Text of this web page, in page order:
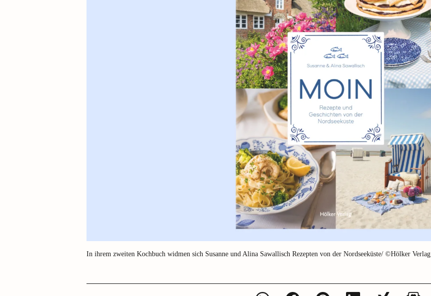
In ihrem zweiten Kochbuch widmen sich Susanne und Alina Sawallisch Rezepten von der Nordseeküste/ ©Hölker Verlag